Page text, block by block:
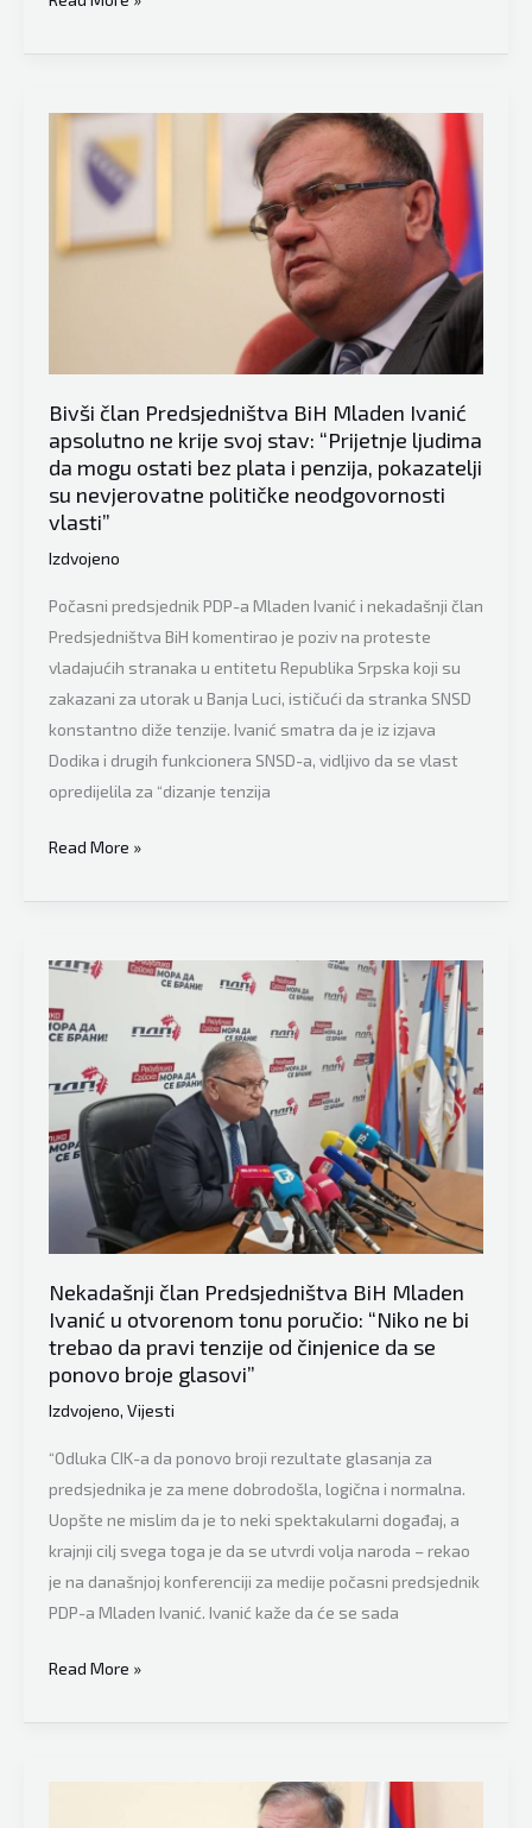
je
Mladen
na
–
Ja
mogu
da
haos
i
napravit
ću
ga”
Bivši član Predsjedništva BiH Mladen Ivanić
apsolutno ne krije svoj stav: “Prijetnje ljudima
da mogu ostati bez plata i penzija, pokazatelji
su nevjerovatne političke neodgovornosti
vlasti”
Izdvojeno
Počasni predsjednik PDP-a Mladen Ivanić i nekadašnji član
Predsjedništva BiH komentirao je poziv na proteste
vladajućih stranaka u entitetu Republika Srpska koji su
zakazani za utorak u Banja Luci, ističući da stranka SNSD
konstantno diže tenzije. Ivanić smatra da je iz izjava
Dodika i drugih funkcionera SNSD-a, vidljivo da se vlast
opredijelila za “dizanje tenzija
Bivši
Predsjedništva
Mladen
apsolutno
krije
svoj
stav:
“Prijetnje
ljudima
ostati
bez
plata
i
pokazatelji
su
nevjerovatne
političke
neodgovornosti
vlasti”
Read More »
Nekadašnji član Predsjedništva BiH Mladen
Ivanić u otvorenom tonu poručio: “Niko ne bi
trebao da pravi tenzije od činjenice da se
ponovo broje glasovi”
Izdvojeno, Vijesti
“Odluka CIK-a da ponovo broji rezultate glasanja za
predsjednika je za mene dobrodošla, logična i normalna.
Uopšte ne mislim da je to neki spektakularni događaj, a
krajnji cilj svega toga je da se utvrdi volja naroda – rekao
je na današnjoj konferenciji za medije počasni predsjednik
PDP-a Mladen Ivanić. Ivanić kaže da će se sada
Nekadašnji
Predsjedništva
Read More »